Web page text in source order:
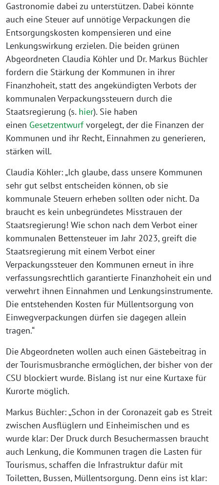
Gastronomie dabei zu unterstützen. Dabei könnte
auch eine Steuer auf unnötige Verpackungen die
Entsorgungskosten kompensieren und eine
Lenkungswirkung erzielen. Die beiden grünen
Abgeordneten Claudia Köhler und Dr. Markus Büchler
fordern die Stärkung der Kommunen in ihrer
Finanzhoheit, statt des angekündigten Verbots der
kommunalen Verpackungssteuern durch die
Staatsregierung (s. hier). Sie haben
einen Gesetzentwurfvorgelegt, der die Finanzen der
Kommunen und ihr Recht, Einnahmen zu generieren,
stärken will.
Claudia Köhler: „Ich glaube, dass unsere Kommunen
sehr gut selbst entscheiden können, ob sie
kommunale Steuern erheben sollten oder nicht. Da
braucht es kein unbegründetes Misstrauen der
Staatsregierung! Wie schon nach dem Verbot einer
kommunalen Bettensteuer im Jahr 2023, greift die
Staatsregierung mit einem Verbot einer
Verpackungssteuer den Kommunen erneut in ihre
verfassungsrechtlich garantierte Finanzhoheit ein und
verwehrt ihnen Einnahmen und Lenkungsinstrumente.
Die entstehenden Kosten für Müllentsorgung von
Einwegverpackungen dürfen sie dagegen allein
tragen.“
Die Abgeordneten wollen auch einen Gästebeitrag in
der Tourismusbranche ermöglichen, der bisher von der
CSU blockiert wurde. Bislang ist nur eine Kurtaxe für
Kurorte möglich.
Markus Büchler: „Schon in der Coronazeit gab es Streit
zwischen Ausflüglern und Einheimischen und es
wurde klar: Der Druck durch Besuchermassen braucht
auch Lenkung, die Kommunen tragen die Lasten für
Tourismus, schaffen die Infrastruktur dafür mit
Toiletten, Bussen, Müllentsorgung. Denn eins ist klar: